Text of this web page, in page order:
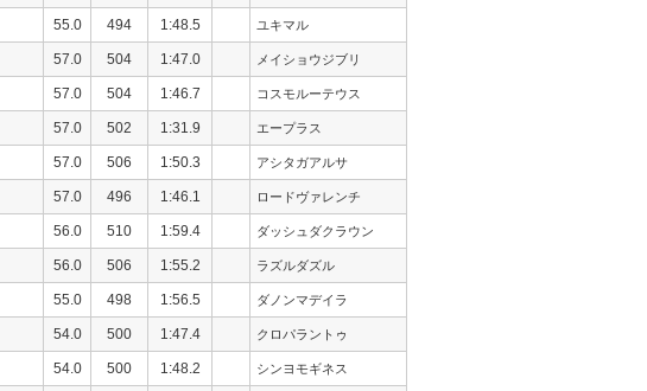
55.0 494 1:48.5 ユキマル
57.0 504 1:47.0 メイショウジブリ
57.0 504 1:46.7 コスモルーテウス
57.0 502 1:31.9 エープラス
57.0 506 1:50.3 アシタガアルサ
57.0 496 1:46.1 ロードヴァレンチ
56.0 510 1:59.4 ダッシュダクラウン
56.0 506 1:55.2 ラズルダズル
55.0 498 1:56.5 ダノンマデイラ
54.0 500 1:47.4 クロパラントゥ
54.0 500 1:48.2 シンヨモギネス